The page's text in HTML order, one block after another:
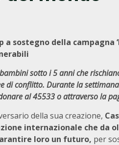
sostegno della campagna
sotto i 5 anni che
di conflitto. Durante la
al 45533 o attraverso la
della sua creazione,
internazionale che da
loro un futuro, per